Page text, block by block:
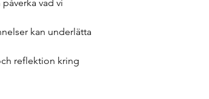
vad vi
kan underlätta
reflektion kring